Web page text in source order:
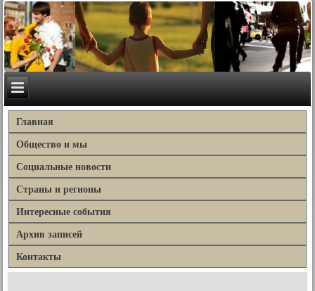
Главная
Общество и мы
Социальные новости
Страны и регионы
Интересные события
Архив записей
Контакты